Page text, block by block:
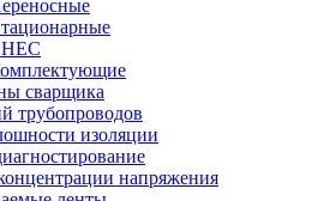
сварщика
трубопроводов
изоляции
напряжения